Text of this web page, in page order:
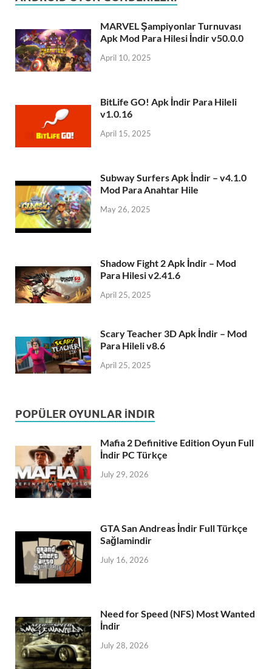
MARVEL Şampiyonlar Turnuvası
Apk Mod Para Hilesi İndir v50.0.0
April 10, 2025
BitLife GO! Apk İndir Para Hileli
v1.0.16
April 15, 2025
Subway Surfers Apk İndir – v4.1.0
Mod Para Anahtar Hile
May 26, 2025
Shadow Fight 2 Apk İndir – Mod
Para Hilesi v2.41.6
April 25, 2025
Scary Teacher 3D Apk İndir – Mod
Para Hileli v8.6
April 25, 2025
POPÜLER OYUNLAR İNDIR
Mafia 2 Definitive Edition Oyun Full
İndir PC Türkçe
July 29, 2026
GTA San Andreas İndir Full Türkçe
Sağlamindir
July 16, 2026
Need for Speed (NFS) Most Wanted
İndir
July 28, 2026